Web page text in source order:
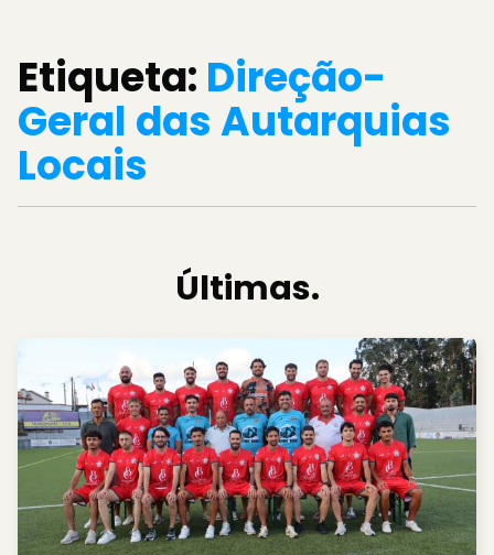
Etiqueta: Direção-
Geral das Autarquias
Locais
Últimas.